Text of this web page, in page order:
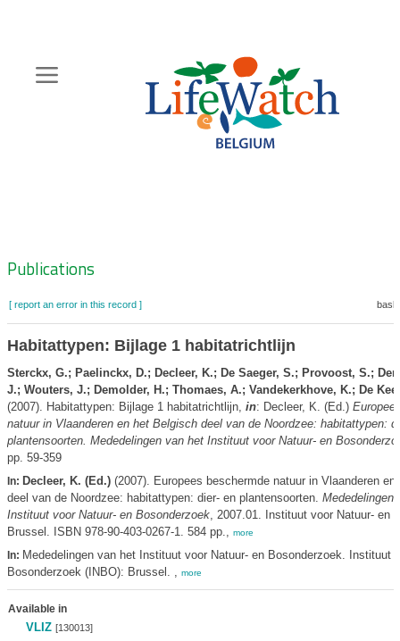
content
Zoeknavigatie
Publications
[ report an error in this record ]
Habitattypen: Bijlage 1 habitatrichtlijn
Sterckx, G.; Paelinckx, D.; Decleer, K.; De Saeger, S.; Provoost, S.;
J.; Wouters, J.; Demolder, H.; Thomaes, A.; Vandekerkhove, K.; De
(2007). Habitattypen: Bijlage 1 habitatrichtlijn, in: Decleer, K. (Ed.)
natuur in Vlaanderen en het Belgisch deel van de Noordzee: habitattypen:
plantensoorten. Mededelingen van het Instituut voor Natuur- en
pp. 59-359
In: Decleer, K. (Ed.)(2007). Europees beschermde natuur in Vlaanderen en
deel van de Noordzee: habitattypen: dier- en plantensoorten. Mededelingen
Instituut voor Natuur- en Bosonderzoek, 2007.01. Instituut voor Natuur- en
Brussel. ISBN 978-90-403-0267-1. 584 pp., more
In: Mededelingen van het Instituut voor Natuur- en Bosonderzoek. Instituut
Bosonderzoek (INBO): Brussel. , more
Available in
VLIZ [130013]